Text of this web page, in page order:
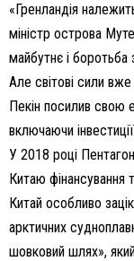
«Гренландія
міністр острова
майбутнє і
Але світові сили
Пекін посилив свою
включаючи
У 2018 році
Китаю фінансування
Китай особливо
арктичних
шовковий шлях»,